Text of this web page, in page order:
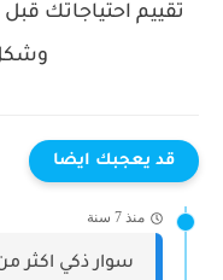
تقييم احتياجاتك
قد يعجبك ايضا
منذ 7 سنة
سوار ذكي اكثر